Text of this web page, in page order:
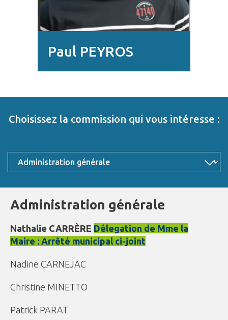
Paul PEYROS
Choisissez la commission qui vous intéresse :
Administration générale
Nathalie CARRÈRE Délegation de Mme la
Maire : Arrêté municipal ci-joint
Nadine CARNEJAC
Christine MINETTO
Patrick PARAT